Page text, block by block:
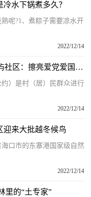
水下锅煮多久？
呢?1、煮粽子需要凉水开
2022/12/14
焦点报道:“乡约”新海南｜三沙七连屿社区：擦亮爱党爱国爱岛底色 共建美丽家园
）是村（居）民群众进行
2022/12/14
迎来大批越冬候鸟
口市的东寨港国家级自然
2022/12/14
里的“土专家”